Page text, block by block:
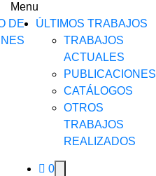
Menu
DE
ÚLTIMOS TRABAJOS
TRABAJOS
ACTUALES
PUBLICACIONES
CATÁLOGOS
OTROS
TRABAJOS
REALIZADOS
0